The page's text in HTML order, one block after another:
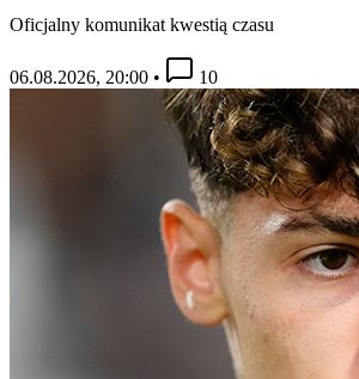
Oficjalny komunikat kwestią czasu
06.08.2026, 20:00 • 10